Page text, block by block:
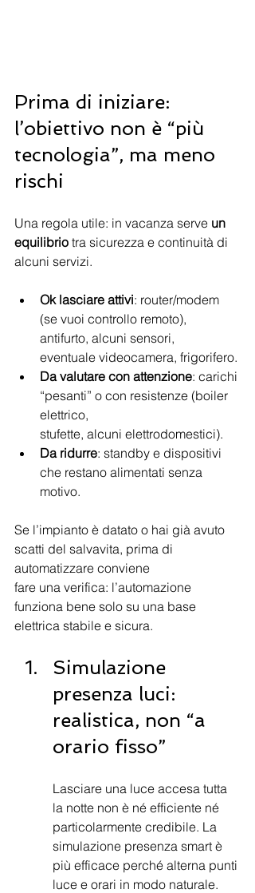
Prima di iniziare:
l’obiettivo non è “più
tecnologia”, ma meno
rischi
Una regola utile: in vacanza serve un
equilibrio tra sicurezza e continuità di
alcuni servizi.
Ok lasciare attivi: router/modem
(se vuoi controllo remoto),
antifurto, alcuni sensori,
eventuale videocamera, frigorifero.
Da valutare con attenzione: carichi
“pesanti” o con resistenze (boiler
elettrico,
stufette, alcuni elettrodomestici).
Da ridurre: standby e dispositivi
che restano alimentati senza
motivo.
Se l’impianto è datato o hai già avuto
scatti del salvavita, prima di
automatizzare conviene
fare una verifica: l’automazione
funziona bene solo su una base
elettrica stabile e sicura.
Simulazione
presenza luci:
realistica, non “a
orario fisso”
Lasciare una luce accesa tutta
la notte non è né efficiente né
particolarmente credibile. La
simulazione presenza smart è
più efficace perché alterna punti
luce e orari in modo naturale.